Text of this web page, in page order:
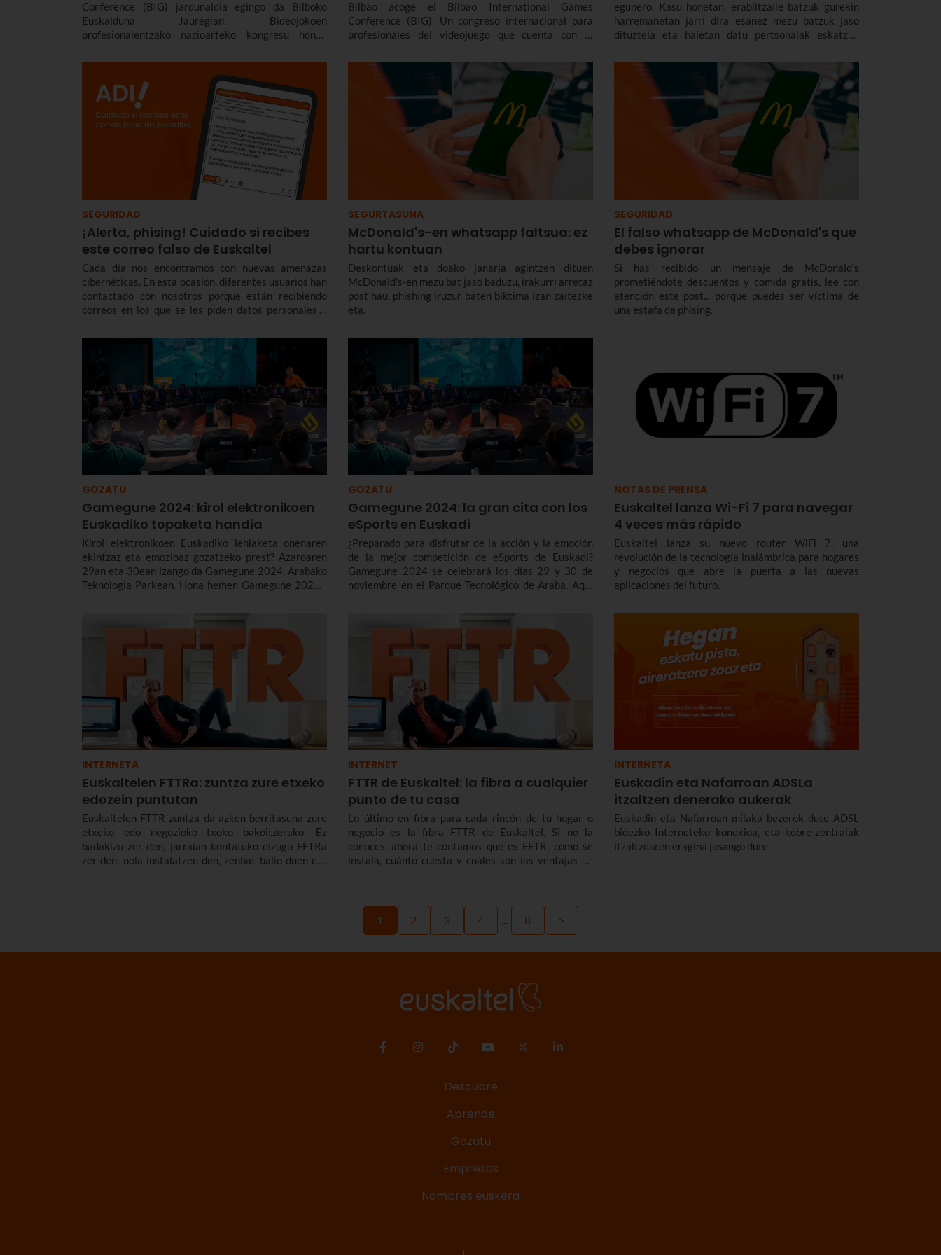
Conference (BIG) jardunaldia egingo da Bilboko
Euskalduna Jauregian. Bideojokoen
profesionalentzako nazioarteko kongresu honek
gehiago:
Bilbao acoge el Bilbao International Games
Conference (BIG). Un congreso internacional para
profesionales del videojuego que cuenta con el
todos los detalles.
egunero. Kasu honetan, erabiltzaile batzuk gurekin
harremanetan jarri dira esanez mezu batzuk jaso
dituztela eta haietan datu pertsonalak eskatzen
baina Euskaltelena ez den— domeinu batetik
aplikazioak deskargatzeko esaten zaiela. Hona
hemen gure izenean iruzur egiten saiatzen den
phishing-saiakera honi buruzko informazio guztia.
SEGURIDAD
¡Alerta, phising! Cuidado si recibes
este correo falso de Euskaltel
Cada día nos encontramos con nuevas amenazas
cibernéticas. En esta ocasión, diferentes usuarios han
contactado con nosotros porque están recibiendo
correos en los que se les piden datos personales o
resulta muy similar al de Euskaltel, es fraudulento.
Aquí te damos toda la información sobre este nuevo
intento de phising que busca engañar haciéndose
pasar por nosotros.
SEGURTASUNA
McDonald's-en whatsapp faltsua: ez
hartu kontuan
Deskontuak eta doako janaria agintzen dituen
McDonald's-en mezu bat jaso baduzu, irakurri arretaz
post hau, phishing iruzur baten biktima izan zaitezke
eta.
SEGURIDAD
El falso whatsapp de McDonald's que
debes ignorar
Si has recibido un mensaje de McDonald's
prometiéndote descuentos y comida gratis, lee con
atención este post... porque puedes ser víctima de
una estafa de phising.
GOZATU
Gamegune 2024: kirol elektronikoen
Euskadiko topaketa handia
Kirol elektronikoen Euskadiko lehiaketa onenaren
ekintzaz eta emozioaz gozatzeko prest? Azaroaren
29an eta 30ean izango da Gamegune 2024, Arabako
Teknologia Parkean. Hona hemen Gamegune 2024ri
GOZATU
Gamegune 2024: la gran cita con los
eSports en Euskadi
¿Preparado para disfrutar de la acción y la emoción
de la mejor competición de eSports de Euskadi?
Gamegune 2024 se celebrará los días 29 y 30 de
noviembre en el Parque Tecnológico de Araba. Aquí
NOTAS DE PRENSA
Euskaltel lanza Wi-Fi 7 para navegar
4 veces más rápido
Euskaltel lanza su nuevo router WiFi 7, una
revolución de la tecnología inalámbrica para hogares
y negocios que abre la puerta a las nuevas
aplicaciones del futuro.
INTERNETA
Euskaltelen FTTRa: zuntza zure etxeko
edozein puntutan
Euskaltelen FTTR zuntza da azken berritasuna zure
etxeko edo negozioko txoko bakoitzerako. Ez
badakizu zer den, jarraian kontatuko dizugu FFTRa
zer den, nola instalatzen den, zenbat balio duen eta
INTERNET
FTTR de Euskaltel: la fibra a cualquier
punto de tu casa
Lo último en fibra para cada rincón de tu hogar o
negocio es la fibra FTTR de Euskaltel. Si no la
conoces, ahora te contamos qué es FFTR, cómo se
instala, cuánto cuesta y cuáles son las ventajas de
INTERNETA
Euskadin eta Nafarroan ADSLa
itzaltzen denerako aukerak
Euskadin eta Nafarroan milaka bezerok dute ADSL
bidezko Interneteko konexioa, eta kobre-zentralak
itzaltzearen eragina jasango dute.
1 2 3 4 ... 8 >
Descubre
Aprende
Gozatu
Empresas
Nombres euskera